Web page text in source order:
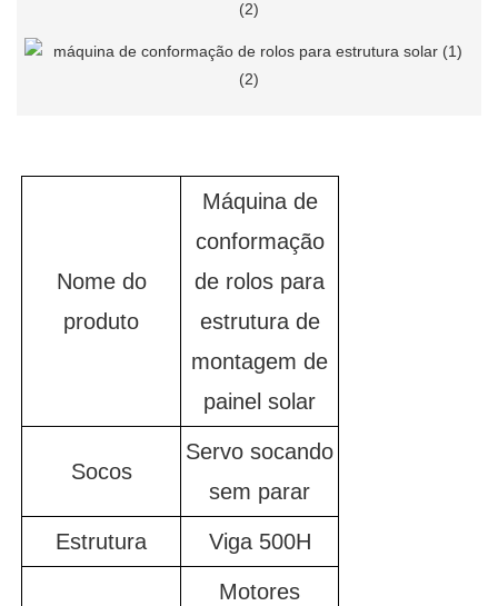
Nome do
produto
Máquina de
conformação
de rolos para
estrutura de
montagem de
painel solar
Socos
Servo socando
sem parar
Estrutura Viga 500H
Motores